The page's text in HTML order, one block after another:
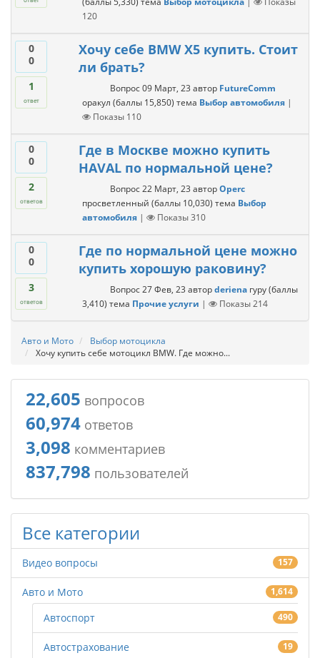
120
0
0
1
ответ
Хочу себе BMW X5 купить. Стоит
ли брать?
Вопрос 09 Март, 23 автор FutureComm
оракул (баллы 15,850) тема Выбор автомобиля |
Показы 110
0
0
2
ответов
Где в Москве можно купить
HAVAL по нормальной цене?
Вопрос 22 Март, 23 авторOperc
просветленный (баллы 10,030) тема Выбор
автомобиля | Показы310
0
0
3
ответов
Где по нормальной цене можно
купить хорошую раковину?
Вопрос 27 Фев, 23 авторderiena гуру (баллы
3,410) тема Прочие услуги | Показы214
Авто и Мото
Выбор мотоцикла
Хочу купить себе мотоцикл BMW. Где можно...
22,605 вопросов
60,974 ответов
3,098 комментариев
837,798 пользователей
Все категории
Видео вопросы 157
Авто и Мото 1,614
Автоспорт 490
Автострахование 19